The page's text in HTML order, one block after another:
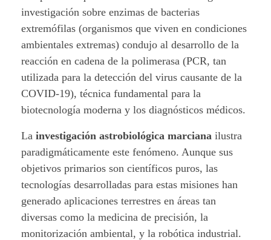
investigación sobre enzimas de bacterias
extremófilas (organismos que viven en condiciones
ambientales extremas) condujo al desarrollo de la
reacción en cadena de la polimerasa (PCR, tan
utilizada para la detección del virus causante de la
COVID-19), técnica fundamental para la
biotecnología moderna y los diagnósticos médicos.
La investigación astrobiológica marciana ilustra
paradigmáticamente este fenómeno. Aunque sus
objetivos primarios son científicos puros, las
tecnologías desarrolladas para estas misiones han
generado aplicaciones terrestres en áreas tan
diversas como la medicina de precisión, la
monitorización ambiental, y la robótica industrial.